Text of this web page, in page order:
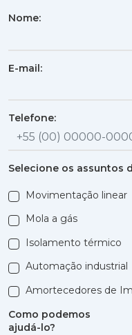
Nome:
E-mail:
Telefone:
Selecione os assuntos
Movimentação linear
Mola a gás
Isolamento térmico
Automação industrial
Amortecedores de
Como podemos
ajudá-lo?